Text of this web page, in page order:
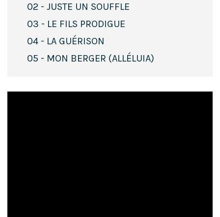
02 - JUSTE UN SOUFFLE
03 - LE FILS PRODIGUE
04 - LA GUÉRISON
05 - MON BERGER (ALLÉLUIA)